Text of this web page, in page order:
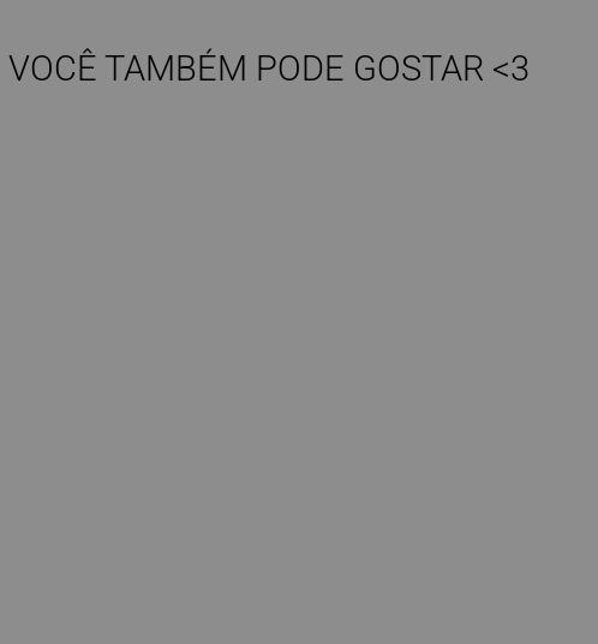
VOCÊ TAMBÉM PODE GOSTAR <3